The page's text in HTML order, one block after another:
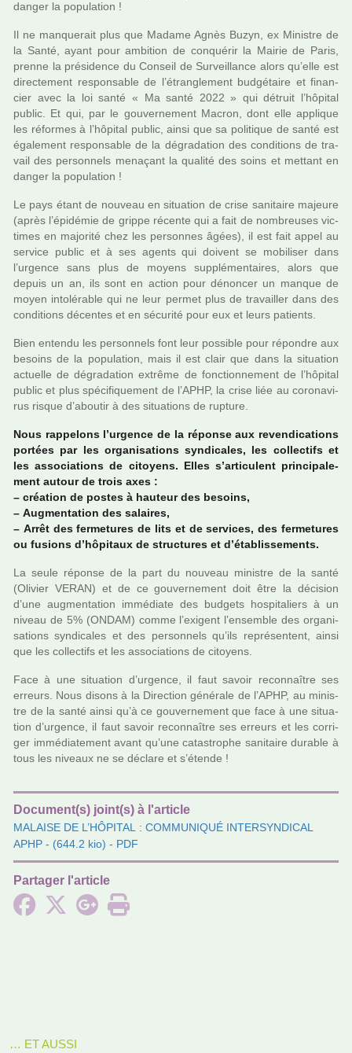
danger la popu­la­tion !
Il ne man­que­rait plus que Madame Agnès Buzyn, ex Ministre de
la Santé, ayant pour ambi­tion de conqué­rir la Mairie de Paris,
prenne la pré­si­dence du Conseil de Surveillance alors qu’elle est
direc­te­ment res­pon­sa­ble de l’étranglement bud­gé­taire et finan­
cier avec la loi santé « Ma santé 2022 » qui détruit l’hôpi­tal
public. Et qui, par le gou­ver­ne­ment Macron, dont elle appli­que
les réfor­mes à l’hôpi­tal public, ainsi que sa poli­ti­que de santé est
également res­pon­sa­ble de la dégra­da­tion des condi­tions de tra­
vail des per­son­nels mena­çant la qua­lité des soins et met­tant en
danger la popu­la­tion !
Le pays étant de nou­veau en situa­tion de crise sani­taire majeure
(après l’épidémie de grippe récente qui a fait de nom­breu­ses vic­
ti­mes en majo­rité chez les per­son­nes âgées), il est fait appel au
ser­vice public et à ses agents qui doi­vent se mobi­li­ser dans
l’urgence sans plus de moyens sup­plé­men­tai­res, alors que
depuis un an, ils sont en action pour dénon­cer un manque de
moyen into­lé­ra­ble qui ne leur permet plus de tra­vailler dans des
condi­tions décen­tes et en sécu­rité pour eux et leurs patients.
Bien entendu les per­son­nels font leur pos­si­ble pour répon­dre aux
besoins de la popu­la­tion, mais il est clair que dans la situa­tion
actuelle de dégra­da­tion extrême de fonc­tion­ne­ment de l’hôpi­tal
public et plus spé­ci­fi­que­ment de l’APHP, la crise liée au coro­na­vi­
rus risque d’abou­tir à des situa­tions de rup­ture.
Nous rap­pe­lons l’urgence de la réponse aux reven­di­ca­tions
por­tées par les orga­ni­sa­tions syn­di­ca­les, les col­lec­tifs et
les asso­cia­tions de citoyens. Elles s’arti­cu­lent prin­ci­pa­le­
ment autour de trois axes :
– créa­tion de postes à hau­teur des besoins,
– Augmentation des salai­res,
– Arrêt des fer­me­tu­res de lits et de ser­vi­ces, des fer­me­tu­res
ou fusions d’hôpi­taux de struc­tu­res et d’établissements.
La seule réponse de la part du nou­veau minis­tre de la santé
(Olivier VERAN) et de ce gou­ver­ne­ment doit être la déci­sion
d’une aug­men­ta­tion immé­diate des bud­gets hos­pi­ta­liers à un
niveau de 5% (ONDAM) comme l’exi­gent l’ensem­ble des orga­ni­
sa­tions syn­di­ca­les et des per­son­nels qu’ils repré­sen­tent, ainsi
que les col­lec­tifs et les asso­cia­tions de citoyens.
Face à une situa­tion d’urgence, il faut savoir reconnaî­tre ses
erreurs. Nous disons à la Direction géné­rale de l’APHP, au minis­
tre de la santé ainsi qu’à ce gou­ver­ne­ment que face à une situa­
tion d’urgence, il faut savoir reconnaî­tre ses erreurs et les cor­ri­
ger immé­dia­te­ment avant qu’une catas­tro­phe sani­taire dura­ble à
tous les niveaux ne se déclare et s’étende !
Document(s) joint(s) à l'article
MALAISE DE L’HÔPITAL : COMMUNIQUÉ INTERSYNDICAL
APHP - (644.2 kio) - PDF
Partager l'article
… ET AUSSI